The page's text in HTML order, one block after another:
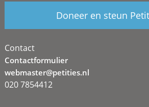
Doneer en steun
Contact
Contactformulier
webmaster@petities.nl
020 7854412